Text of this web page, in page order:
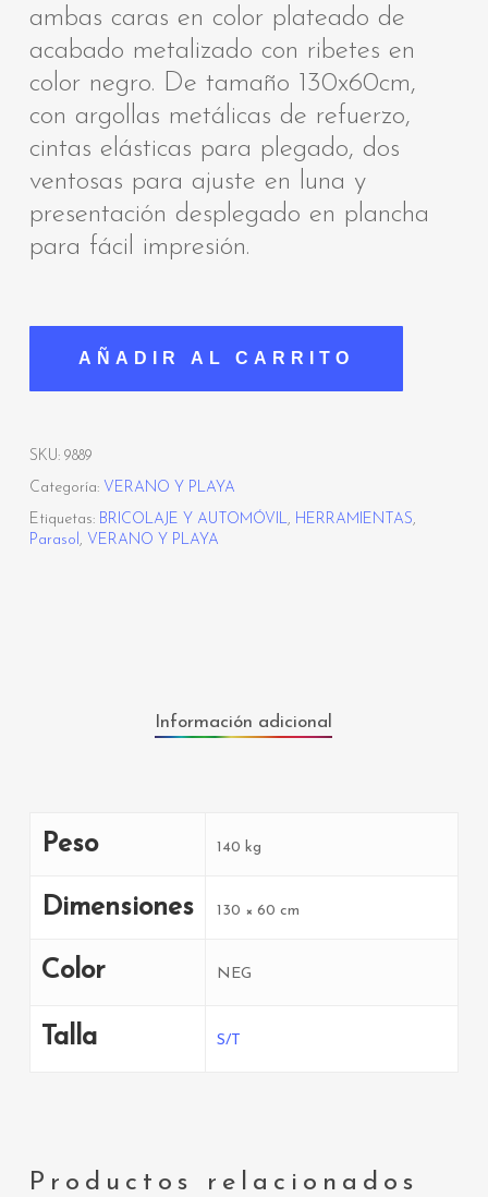
ambas caras en color plateado de
acabado metalizado con ribetes en
color negro. De tamaño 130x60cm,
con argollas metálicas de refuerzo,
cintas elásticas para plegado, dos
ventosas para ajuste en luna y
presentación desplegado en plancha
para fácil impresión.
AÑADIR AL CARRITO
SKU: 9889
Categoría: VERANO Y PLAYA
Etiquetas: BRICOLAJE Y AUTOMÓVIL, HERRAMIENTAS,
Parasol , VERANO Y PLAYA
Información adicional
Peso 140 kg
Dimensiones 130 × 60 cm
Color NEG
Talla S/T
Productos relacionados